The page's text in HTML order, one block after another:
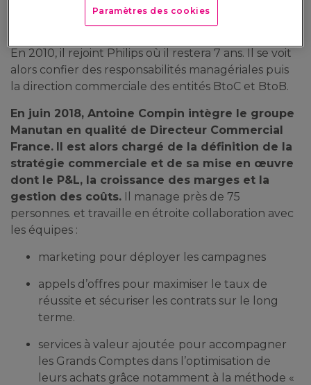
responsabilités commerciales pour le BtoC et le
management de Grands Comptes.
En 2010, il rejoint Philips où il restera 7 ans. Il se voit
alors confier des responsabilités managériales puis
la direction commerciale des entités BtoC et BtoB.
En juin 2018, Antoine Compin intègre le groupe
Manutan en qualité de Directeur Commercial
France. Il est alors chargé de la définition de la
stratégie commerciale et de sa mise en œuvre
dont le P&L, la croissance des marges et la
gestion des coûts. Il manage près de 75
personnes. et travaille en étroite collaboration avec
les équipes :
marketing pour déployer les campagnes
appels d’offres pour maximiser le taux de
réussite et sécuriser les contrats sur le long
terme.
services à valeur ajoutée pour accompagner
les Grands Comptes dans l’optimisation de
leurs achats grâce notamment à la méthode «
Paramètres des cookies